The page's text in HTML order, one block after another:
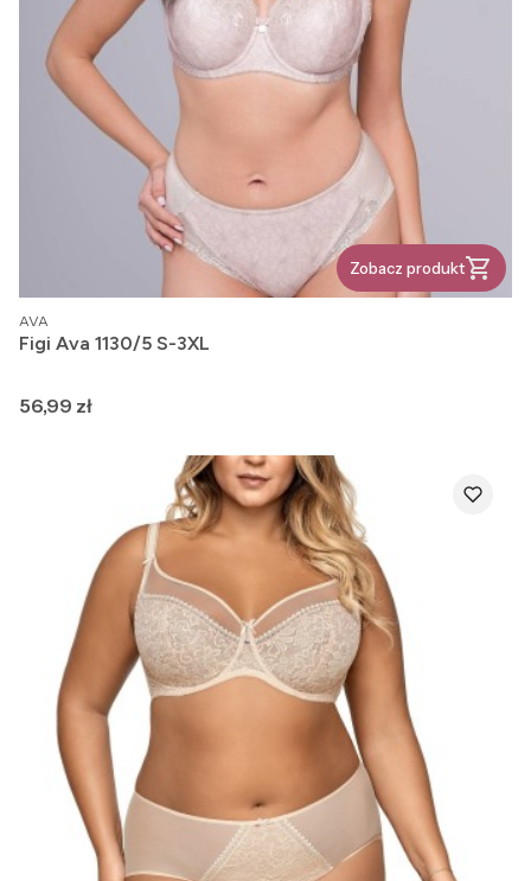
Zobacz produkt
PRODUCENT
AVA
Figi Ava 1130/5 S-3XL
Cena
56,99 zł